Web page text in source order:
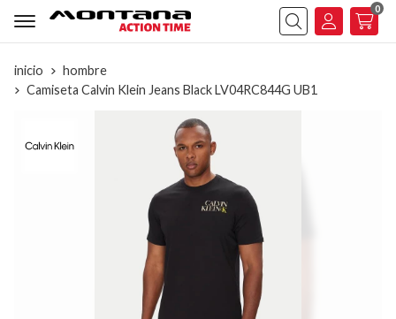
Buscar
0
inicio
hombre
Camiseta Calvin Klein Jeans Black LV04RC844G UB1